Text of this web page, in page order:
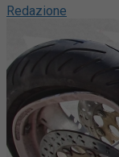
Redazione